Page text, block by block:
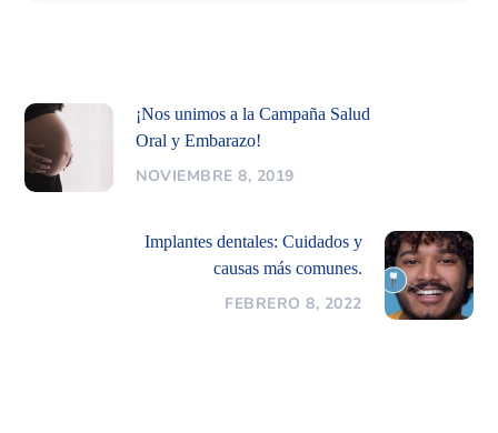
¡Nos unimos a la Campaña Salud
Oral y Embarazo!
NOVIEMBRE 8, 2019
Implantes dentales: Cuidados y
causas más comunes.
FEBRERO 8, 2022